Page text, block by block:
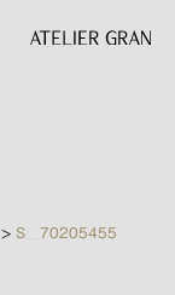
> S__70205455